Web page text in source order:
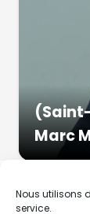
Nous utilisons
service.
Marc